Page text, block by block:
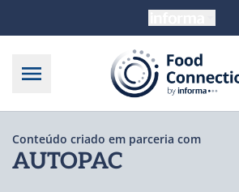
Conteúdo criado em parceria com
AUTOPAC